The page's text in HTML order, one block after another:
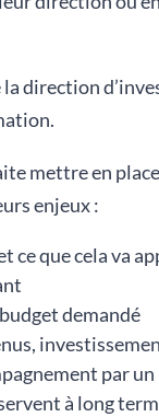
direction
mettre en
enjeux :
ce que cela va
demandé
par
à long